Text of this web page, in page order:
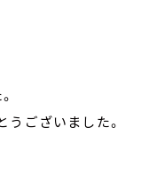
ございました。